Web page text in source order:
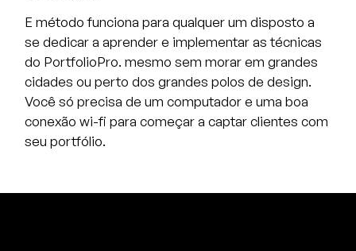
E método funciona para qualquer um disposto a
se dedicar a aprender e implementar as técnicas
do PortfolioPro. mesmo sem morar em grandes
cidades ou perto dos grandes polos de design.
Você só precisa de um computador e uma boa
conexão wi-fi para começar a captar clientes com
seu portfólio.